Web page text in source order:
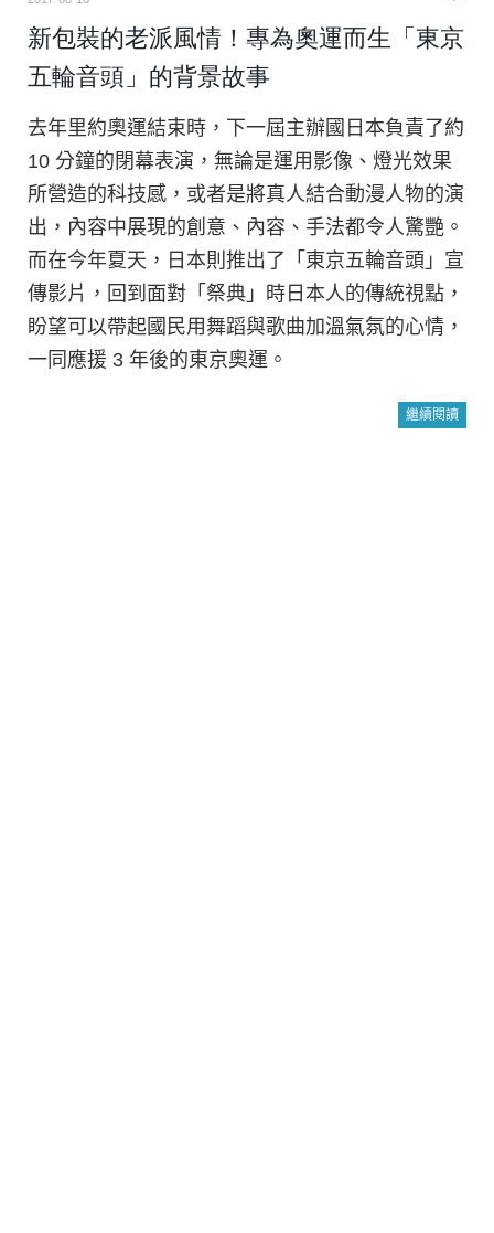
新包裝的老派風情！專為奧運而生「東京
五輪音頭」的背景故事
去年里約奧運結束時，下一屆主辦國日本負責了約
10 分鐘的閉幕表演，無論是運用影像、燈光效果
所營造的科技感，或者是將真人結合動漫人物的演
出，內容中展現的創意、內容、手法都令人驚艷。
而在今年夏天，日本則推出了「東京五輪音頭」宣
傳影片，回到面對「祭典」時日本人的傳統視點，
盼望可以帶起國民用舞蹈與歌曲加溫氣氛的心情，
一同應援 3 年後的東京奧運。
繼續閱讀